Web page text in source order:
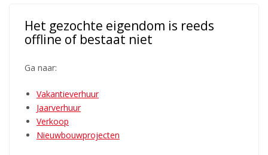
Het gezochte eigendom is reeds
offline of bestaat niet
Ga naar:
Vakantieverhuur
Jaarverhuur
Verkoop
Nieuwbouwprojecten